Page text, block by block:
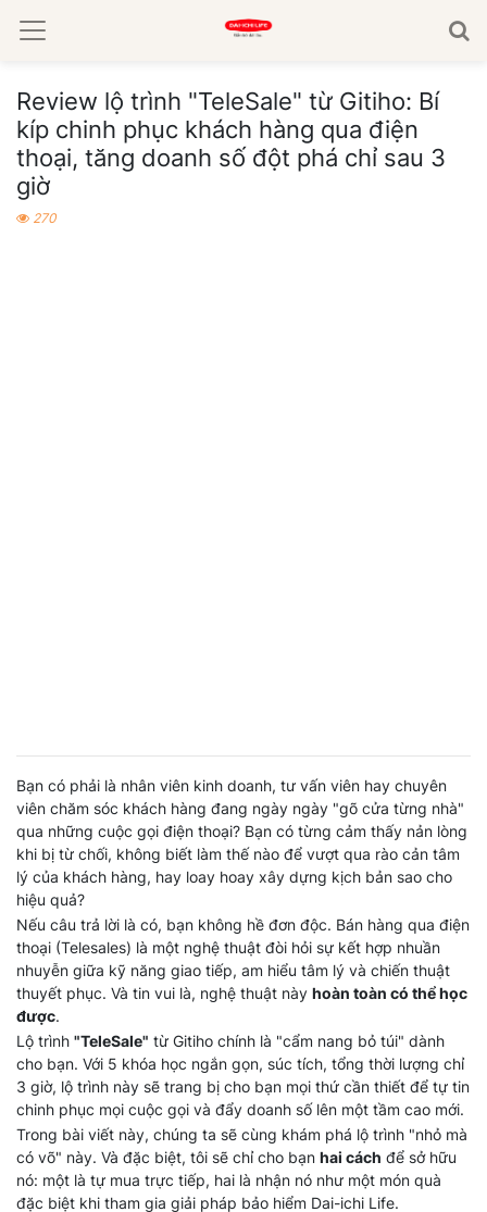
Review lộ trình "TeleSale" từ Gitiho: Bí
kíp chinh phục khách hàng qua điện
thoại, tăng doanh số đột phá chỉ sau 3
giờ
270
Bạn có phải là nhân viên kinh doanh, tư vấn viên hay chuyên
viên chăm sóc khách hàng đang ngày ngày "gõ cửa từng nhà"
qua những cuộc gọi điện thoại? Bạn có từng cảm thấy nản lòng
khi bị từ chối, không biết làm thế nào để vượt qua rào cản tâm
lý của khách hàng, hay loay hoay xây dựng kịch bản sao cho
hiệu quả?
Nếu câu trả lời là có, bạn không hề đơn độc. Bán hàng qua điện
thoại (Telesales) là một nghệ thuật đòi hỏi sự kết hợp nhuần
nhuyễn giữa kỹ năng giao tiếp, am hiểu tâm lý và chiến thuật
thuyết phục. Và tin vui là, nghệ thuật này hoàn toàn có thể học
được.
Lộ trình "TeleSale" từ Gitiho chính là "cẩm nang bỏ túi" dành
cho bạn. Với 5 khóa học ngắn gọn, súc tích, tổng thời lượng chỉ
3 giờ, lộ trình này sẽ trang bị cho bạn mọi thứ cần thiết để tự tin
chinh phục mọi cuộc gọi và đẩy doanh số lên một tầm cao mới.
Trong bài viết này, chúng ta sẽ cùng khám phá lộ trình "nhỏ mà
có võ" này. Và đặc biệt, tôi sẽ chỉ cho bạn hai cách để sở hữu
nó: một là tự mua trực tiếp, hai là nhận nó như một món quà
đặc biệt khi tham gia giải pháp bảo hiểm Dai-ichi Life.